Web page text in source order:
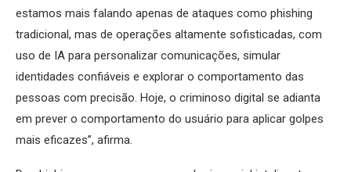
estamos mais falando apenas de ataques como phishing
tradicional, mas de operações altamente sofisticadas, com
uso de IA para personalizar comunicações, simular
identidades confiáveis e explorar o comportamento das
pessoas com precisão. Hoje, o criminoso digital se adianta
em prever o comportamento do usuário para aplicar golpes
mais eficazes”, afirma.